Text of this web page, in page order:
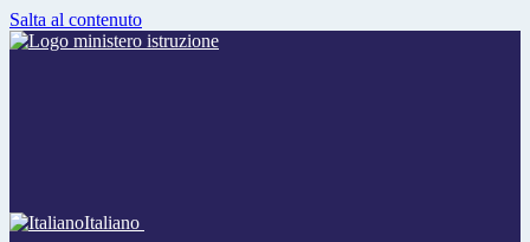
Salta al contenuto
Italiano